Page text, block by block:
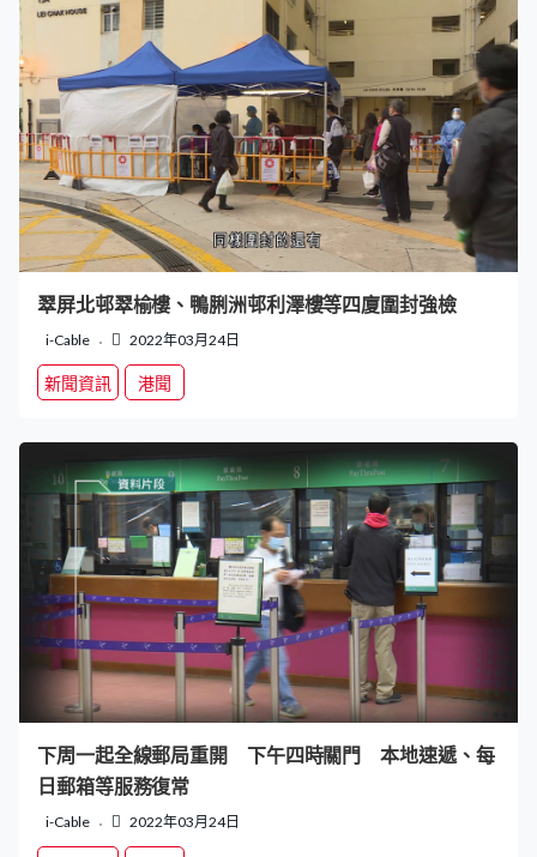
翠屏北邨翠榆樓、鴨脷洲邨利澤樓等四廈圍封強檢
i-Cable 2022年03月24日
新聞資訊 港聞
下周一起全線郵局重開 下午四時關門 本地速遞、每
日郵箱等服務復常
i-Cable 2022年03月24日